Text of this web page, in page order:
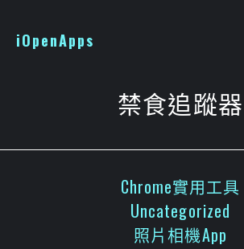
iOpenApps
禁食追蹤器
Chrome實用工具
Uncategorized
照片相機App